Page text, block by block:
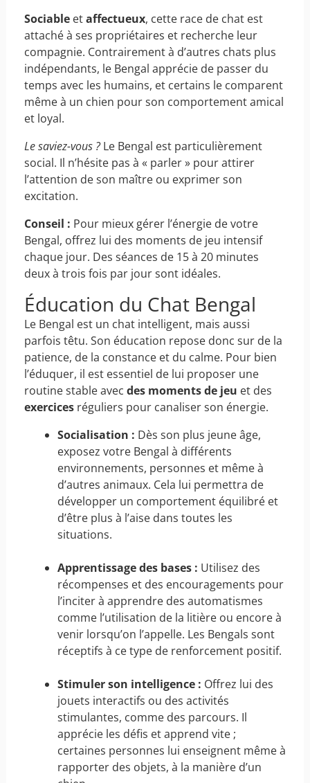
Sociableetaffectueux, cette race de chat est
attaché à ses propriétaires et recherche leur
compagnie. Contrairement à d’autres chats plus
indépendants, le Bengal apprécie de passer du
temps avec les humains, et certains le comparent
même à un chien pour son comportement amical
et loyal.
Le saviez-vous ?Le Bengal est particulièrement
social. Il n’hésite pas à « parler » pour attirer
l’attention de son maître ou exprimer son
excitation.
Conseil : Pour mieux gérer l’énergie de votre
Bengal, offrez lui des moments de jeu intensif
chaque jour. Des séances de 15 à 20 minutes
deux à trois fois par jour sont idéales.
Éducation du Chat Bengal
Le Bengal est un chat intelligent, mais aussi
parfois têtu. Son éducation repose donc sur de la
patience, de la constance et du calme. Pour bien
l’éduquer, il est essentiel de lui proposer une
routine stable avec des moments de jeu et des
exercicesréguliers pour canaliser son énergie.
Socialisation : Dès son plus jeune âge,
exposez votre Bengal à différents
environnements, personnes et même à
d’autres animaux. Cela lui permettra de
développer un comportement équilibré et
d’être plus à l’aise dans toutes les
situations.
Apprentissage des bases : Utilisez des
récompenses et des encouragements pour
l’inciter à apprendre des automatismes
comme l’utilisation de la litière ou encore à
venir lorsqu’on l’appelle. Les Bengals sont
réceptifs à ce type de renforcement positif.
Stimuler son intelligence : Offrez lui des
jouets interactifs ou des activités
stimulantes, comme des parcours. Il
apprécie les défis et apprend vite ;
certaines personnes lui enseignent même à
rapporter des objets, à la manière d’un